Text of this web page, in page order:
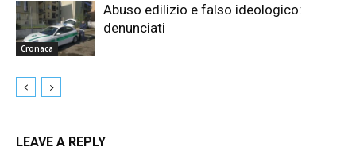
Cronaca
Abuso edilizio e falso ideologico:
denunciati
LEAVE A REPLY